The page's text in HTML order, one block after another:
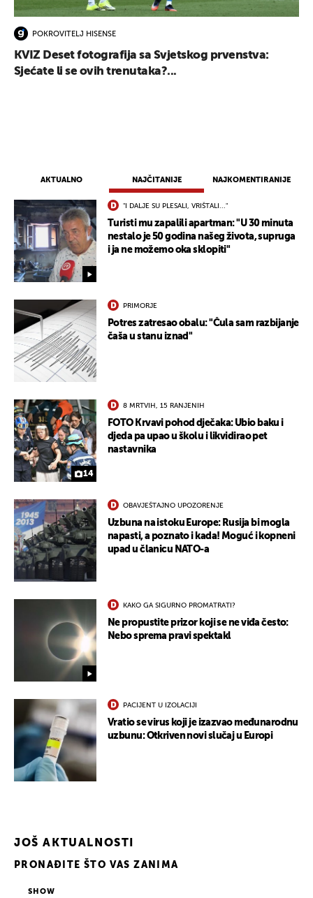
AKTUALNO NAJČITANIJE NAJKOMENTIRANIJE
"I DALJE SU PLESALI, VRIŠTALI..."
Turisti mu zapalili apartman: "U 30 minuta
nestalo je 50 godina našeg života, supruga
i ja ne možemo oka sklopiti"
PRIMORJE
Potres zatresao obalu: "Čula sam razbijanje
čaša u stanu iznad"
14
8 MRTVIH, 15 RANJENIH
FOTO Krvavi pohod dječaka: Ubio baku i
djeda pa upao u školu i likvidirao pet
nastavnika
OBAVJEŠTAJNO UPOZORENJE
Uzbuna na istoku Europe: Rusija bi mogla
napasti, a poznato i kada! Moguć i kopneni
upad u članicu NATO-a
KAKO GA SIGURNO PROMATRATI?
Ne propustite prizor koji se ne viđa često:
Nebo sprema pravi spektakl
PACIJENT U IZOLACIJI
Vratio se virus koji je izazvao međunarodnu
uzbunu: Otkriven novi slučaj u Europi
JOŠ AKTUALNOSTI
POKROVITELJ HISENSE
KVIZ Deset fotografija sa Svjetskog prvenstva:
Sjećate li se ovih trenutaka?...
PRONAĐITE ŠTO VAS ZANIMA
SHOW
UKLJUČITE NOTIFIKACIJE